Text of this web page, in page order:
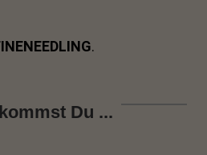
.
Du ...